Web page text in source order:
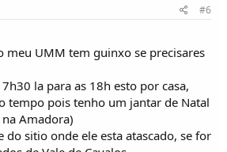
#6
meu UMM tem guinxo se precisares
la para as 18h esto por casa,
tempo pois tenho um jantar de Natal
Amadora)
do sitio onde ele esta atascado, se for